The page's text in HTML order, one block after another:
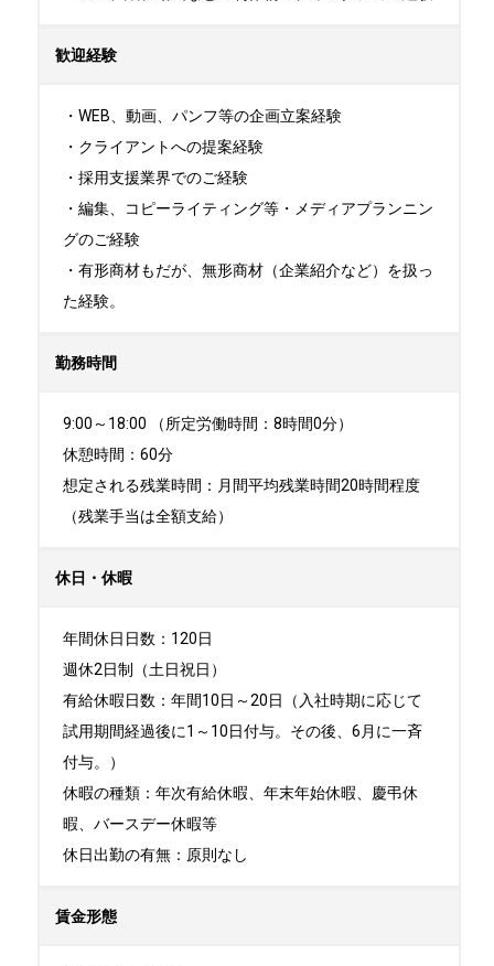
歓迎経験
・WEB、動画、パンフ等の企画立案経験
・クライアントへの提案経験
・採用支援業界でのご経験
・編集、コピーライティング等・メディアプランニン
グのご経験
・有形商材もだが、無形商材（企業紹介など）を扱っ
た経験。
勤務時間
9:00～18:00 （所定労働時間：8時間0分）
休憩時間：60分
想定される残業時間：月間平均残業時間20時間程度
（残業手当は全額支給）
休日・休暇
年間休日日数：120日
週休2日制（土日祝日）
有給休暇日数：年間10日～20日（入社時期に応じて
試用期間経過後に1～10日付与。その後、6月に一斉
付与。）
休暇の種類：年次有給休暇、年末年始休暇、慶弔休
暇、バースデー休暇等
休日出勤の有無：原則なし
賃金形態